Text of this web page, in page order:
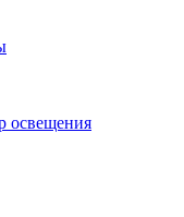
освещения